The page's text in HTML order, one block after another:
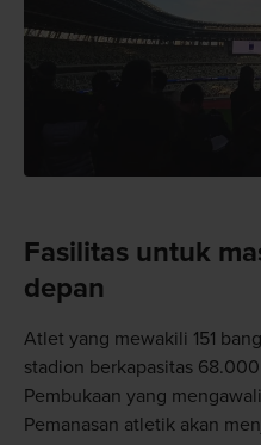
Fasilitas untuk
depan
Atlet yang mewakili 151
stadion berkapasitas
Pembukaan yang
Pemanasan atletik akan